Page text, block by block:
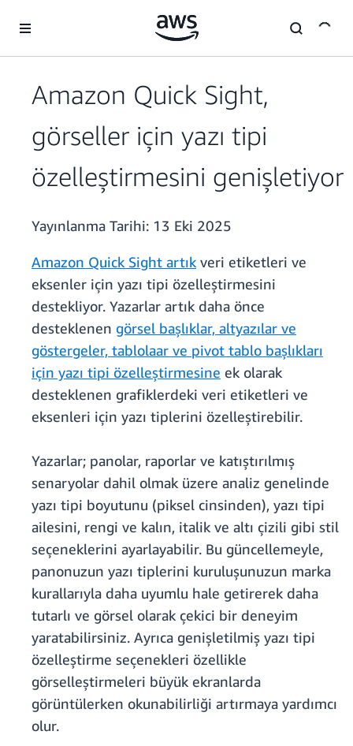
Amazon Quick Sight,
görseller için yazı tipi
özelleştirmesini genişletiyor
Yayınlanma Tarihi: 13 Eki 2025
Amazon Quick Sight artık veri etiketleri ve
eksenler için yazı tipi özelleştirmesini
destekliyor. Yazarlar artık daha önce
desteklenen görsel başlıklar, altyazılar ve
göstergeler, tablolaar ve pivot tablo başlıkları
için yazı tipi özelleştirmesine ek olarak
desteklenen grafiklerdeki veri etiketleri ve
eksenleri için yazı tiplerini özelleştirebilir.
Yazarlar; panolar, raporlar ve katıştırılmış
senaryolar dahil olmak üzere analiz genelinde
yazı tipi boyutunu (piksel cinsinden), yazı tipi
ailesini, rengi ve kalın, italik ve altı çizili gibi stil
seçeneklerini ayarlayabilir. Bu güncellemeyle,
panonuzun yazı tiplerini kuruluşunuzun marka
kurallarıyla daha uyumlu hale getirerek daha
tutarlı ve görsel olarak çekici bir deneyim
yaratabilirsiniz. Ayrıca genişletilmiş yazı tipi
özelleştirme seçenekleri özellikle
görselleştirmeleri büyük ekranlarda
görüntülerken okunabilirliği artırmaya yardımcı
olur.